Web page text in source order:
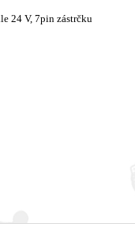
24 V, 7pin zástrčku